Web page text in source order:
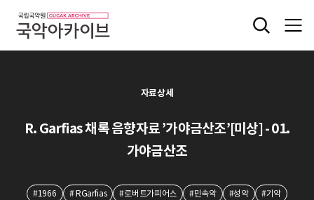
자료상세
R. Garfias 채록 음향자료 ’가야금산조’[미상] - 01.
가야금산조
#1966 # RGarfias #로버트가피어스 #민속악 #성악
#기악